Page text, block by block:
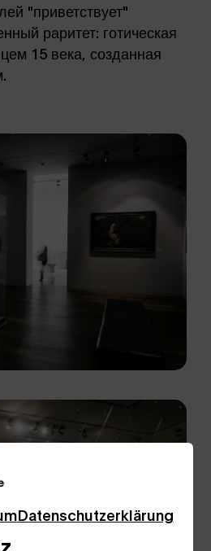
"приветствует"
раритет: готическая
15 века, созданная
Datenschutzerklärung